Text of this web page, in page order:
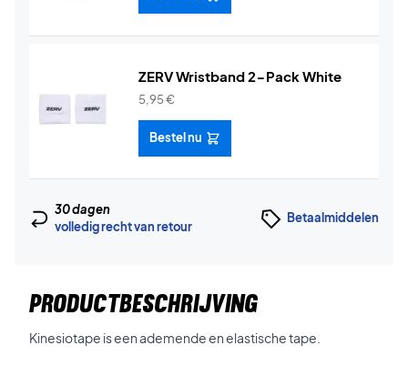
ZERV Wristband 2-Pack White
5,95€
Bestel nu
30 dagen
volledig recht van retour
Betaalmiddelen
PRODUCTBESCHRIJVING
Kinesiotape is een ademende en elastische tape.